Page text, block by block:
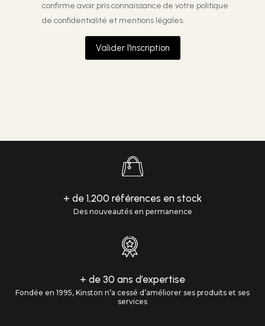
confirme avoir pris connaissance de votre politique
de confidentialité et mentions légales.
Valider l'inscription
+ de 1,200 références en stock
Des nouveautés en permanence
+ de 30 ans d’expertise
Fondée en 1995, Kinston n’a cessé d’améliorer ses produits et ses
services